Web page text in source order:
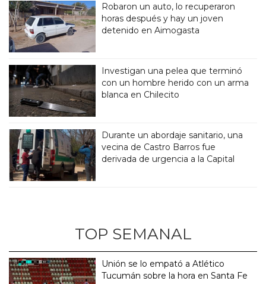
Robaron un auto, lo recuperaron
horas después y hay un joven
detenido en Aimogasta
Investigan una pelea que terminó
con un hombre herido con un arma
blanca en Chilecito
Durante un abordaje sanitario, una
vecina de Castro Barros fue
derivada de urgencia a la Capital
TOP SEMANAL
Unión se lo empató a Atlético
Tucumán sobre la hora en Santa Fe